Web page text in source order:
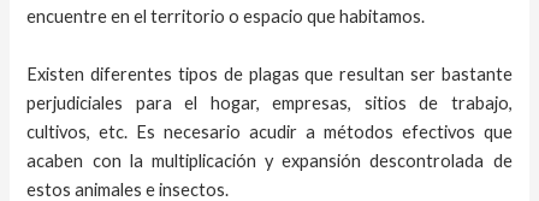
encuentre en el territorio o espacio que habitamos.
Existen diferentes tipos de plagas que resultan ser bastante
perjudiciales para el hogar, empresas, sitios de trabajo,
cultivos, etc. Es necesario acudir a métodos efectivos que
acaben con la multiplicación y expansión descontrolada de
estos animales e insectos.